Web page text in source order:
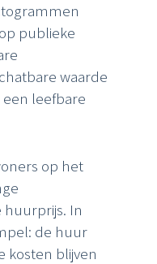
publieke
waarde
leefbare
op het
In
de huur
kosten blijven